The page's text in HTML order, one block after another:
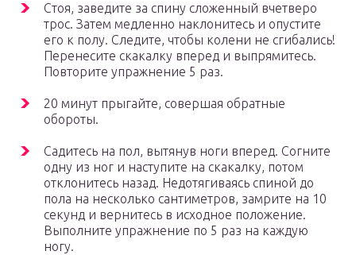
Стоя, заведите за спину сложенный вчетверо
трос. Затем медленно наклонитесь и опустите
его к полу. Следите, чтобы колени не сгибались!
Перенесите скакалку вперед и выпрямитесь.
Повторите упражнение 5 раз.
20 минут прыгайте, совершая обратные
обороты.
Садитесь на пол, вытянув ноги вперед. Согните
одну из ног и наступите на скакалку, потом
отклонитесь назад. Недотягиваясь спиной до
пола на несколько сантиметров, замрите на 10
секунд и вернитесь в исходное положение.
Выполните упражнение по 5 раз на каждую
ногу.